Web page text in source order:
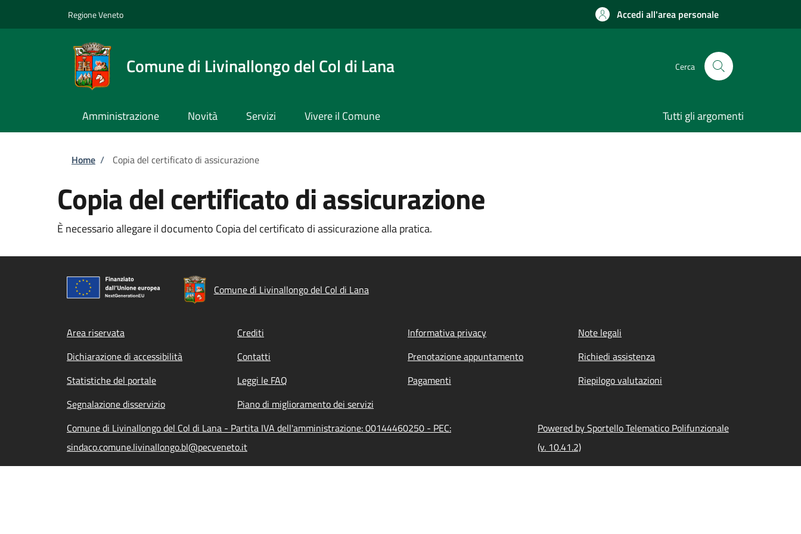
Regione Veneto Accedi all'area personale
Comune di Livinallongo del Col di Lana Cerca
Amministrazione Novità Servizi Vivere il Comune Tutti gli argomenti
Briciole di pane
Home / Copia del certificato di assicurazione
Copia del certificato di assicurazione
È necessario allegare il documento Copia del certificato di assicurazione alla pratica.
Comune di Livinallongo del Col di Lana
Footer menu
Area riservata Crediti Informativa privacy
Note legali
Dichiarazione di accessibilità
Contatti Prenotazione appuntamento
Richiedi assistenza
Statistiche del portale
Leggi le FAQ Pagamenti
Riepilogo valutazioni
Segnalazione disservizio
Piano di miglioramento dei servizi
Comune di Livinallongo del Col di Lana - Partita IVA dell'amministrazione: 00144460250 - PEC:
sindaco.comune.livinallongo.bl@pecveneto.it
Powered by Sportello Telematico Polifunzionale
(v. 10.41.2)